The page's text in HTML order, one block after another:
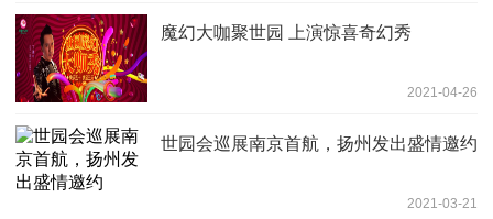
魔幻大咖聚世园 上演惊喜奇幻秀
2021-04-26
世园会巡展南京首航，扬州发出盛情邀约
2021-03-21